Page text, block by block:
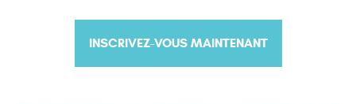
INSCRIVEZ-VOUS MAINTENANT